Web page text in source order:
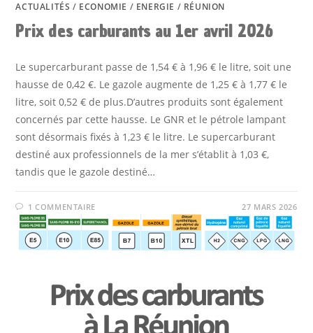
ACTUALITÉS / ECONOMIE / ENERGIE / RÉUNION
Prix des carburants au 1er avril 2026
Le supercarburant passe de 1,54 € à 1,96 € le litre, soit une
hausse de 0,42 €. Le gazole augmente de 1,25 € à 1,77 € le
litre, soit 0,52 € de plus.D’autres produits sont également
concernés par cette hausse. Le GNR et le pétrole lampant
sont désormais fixés à 1,23 € le litre. Le supercarburant
destiné aux professionnels de la mer s’établit à 1,03 €,
tandis que le gazole destiné…
1 COMMENTAIRE 27 MARS 2026